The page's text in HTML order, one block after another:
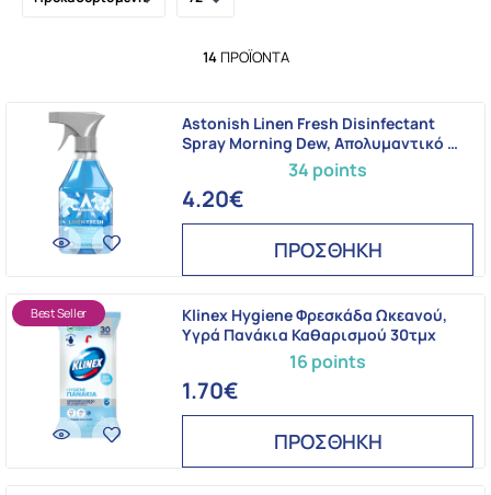
14ΠΡΟΪΌΝΤΑ
34 points
Astonish Linen Fresh Disinfectant
Spray Morning Dew, Απολυμαντικό …
4.20€
ΠΡΟΣΘΗΚΗ
Best Seller
16 points
Klinex Hygiene Φρεσκάδα Ωκεανού,
Υγρά Πανάκια Καθαρισμού 30τμχ
1.70€
ΠΡΟΣΘΗΚΗ